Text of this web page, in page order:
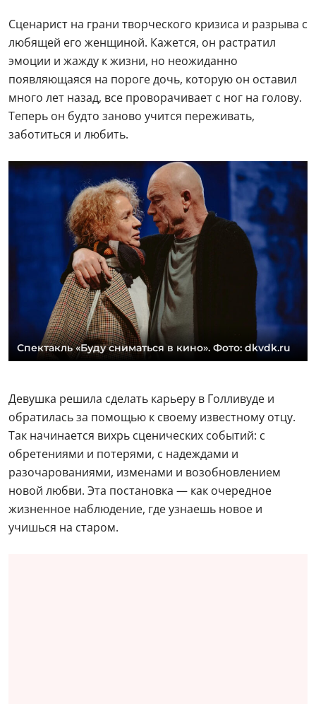
Сценарист на грани творческого кризиса и разрыва с
любящей его женщиной. Кажется, он растратил
эмоции и жажду к жизни, но неожиданно
появляющаяся на пороге дочь, которую он оставил
много лет назад, все проворачивает с ног на голову.
Теперь он будто заново учится переживать,
заботиться и любить.
Спектакль «Буду сниматься в кино». Фото: dkvdk.ru
Девушка решила сделать карьеру в Голливуде и
обратилась за помощью к своему известному отцу.
Так начинается вихрь сценических событий: с
обретениями и потерями, с надеждами и
разочарованиями, изменами и возобновлением
новой любви. Эта постановка — как очередное
жизненное наблюдение, где узнаешь новое и
учишься на старом.